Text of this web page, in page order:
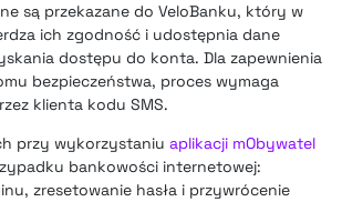
są przekazane do VeloBanku, który w
ich zgodność i udostępnia dane
dostępu do konta. Dla zapewnienia
bezpieczeństwa, proces wymaga
klienta kodu SMS.
przy wykorzystaniu aplikacji mObywatel
bankowości internetowej:
zresetowanie hasła i przywrócenie